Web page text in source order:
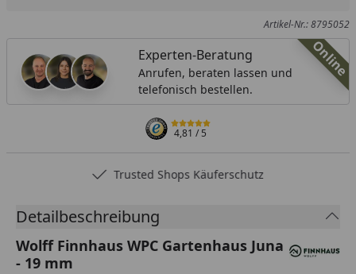
Artikel-Nr.: 8795052
Online
Experten-Beratung
Anrufen, beraten lassen und
telefonisch bestellen.
4,81/ 5
Trusted Shops Käuferschutz
Detailbeschreibung
Wolff Finnhaus WPC Gartenhaus Juna
- 19 mm